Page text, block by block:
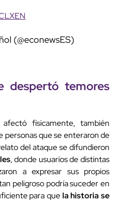
(@econewsES)
despertó temores
físicamente, también
personas que se enteraron de
del ataque se difundieron
, donde usuarios de distintas
a expresar sus propios
peligroso podría suceder en
para quela historia se